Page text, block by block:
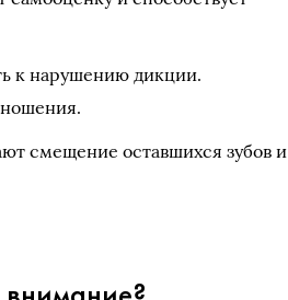
к нарушению дикции.
смещение оставшихся зубов и